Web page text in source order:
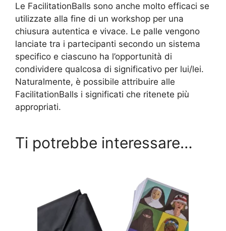
Le FacilitationBalls sono anche molto efficaci se
utilizzate alla fine di un workshop per una
chiusura autentica e vivace. Le palle vengono
lanciate tra i partecipanti secondo un sistema
specifico e ciascuno ha l’opportunità di
condividere qualcosa di significativo per lui/lei.
Naturalmente, è possibile attribuire alle
FacilitationBalls i significati che ritenete più
appropriati.
Ti potrebbe interessare…